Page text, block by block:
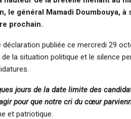
le général Mamadi Doumbouya,
prochain.
déclaration publiée ce mercredi 29
de la situation politique et le silence
jours de la date limite des
pour que notre cri du cœur
et patriotique.